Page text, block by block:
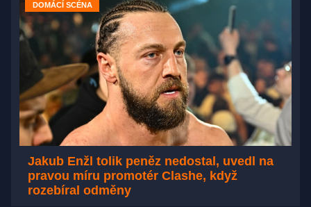
DOMÁCÍ SCÉNA
Jakub Enžl tolik peněz nedostal, uvedl na
pravou míru promotér Clashe, když
rozebíral odměny